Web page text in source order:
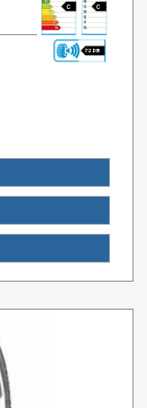
C C
72 DB